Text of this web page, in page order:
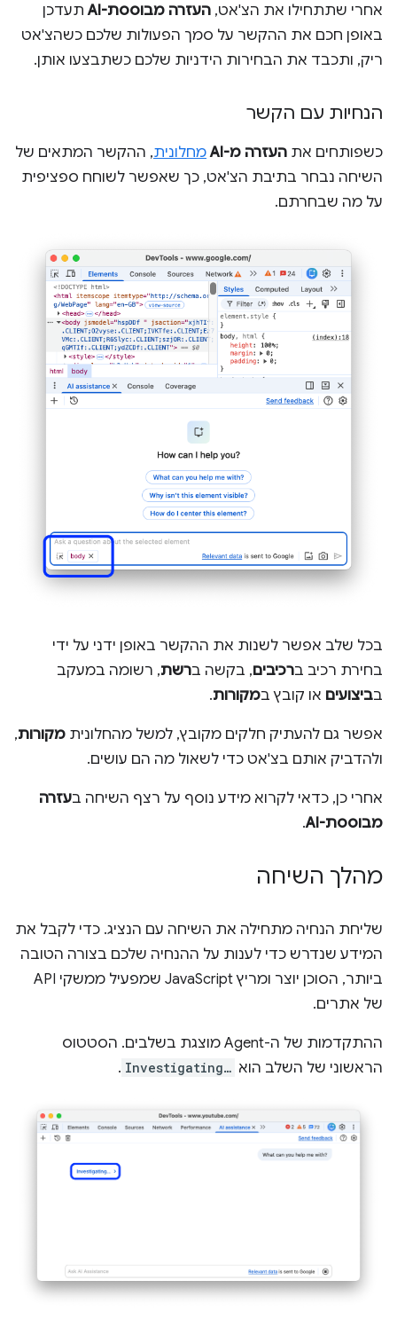
אחרי שתתחילו את הצ'אט, העזרה מבוססת-AI
תעדכן
באופן חכם את ההקשר על סמך הפעולות שלכם כשהצ'אט
ריק, ותכבד את הבחירות הידניות שלכם כשתבצעו אותן.
הנחיות עם הקשר
כשפותחים את העזרה מ-AI מחלונית, ההקשר המתאים של
השיחה נבחר בתיבת הצ'אט, כך שאפשר לשוחח ספציפית
על מה שבחרתם.
בכל שלב אפשר לשנות את ההקשר באופן ידני על ידי
בחירת רכיב ברכיבים, בקשה ברשת, רשומה במעקב
בביצועים או קובץ במקורות.
אפשר גם להעתיק חלקים מקובץ, למשל מהחלונית מקורות,
ולהדביק אותם בצ'אט כדי לשאול מה הם עושים.
אחרי כן, כדאי לקרוא מידע נוסף על רצף השיחה בעזרה
מבוססת-AI
.
מהלך השיחה
שליחת הנחיה מתחילה את השיחה עם הנציג. כדי לקבל את
המידע שנדרש כדי לענות על ההנחיה שלכם בצורה הטובה
ביותר, הסוכן יוצר ומריץ JavaScript שמפעיל ממשקי API
של אתרים.
ההתקדמות של ה-Agent מוצגת בשלבים. הסטטוס
הראשוני של השלב הוא Investigating…
.